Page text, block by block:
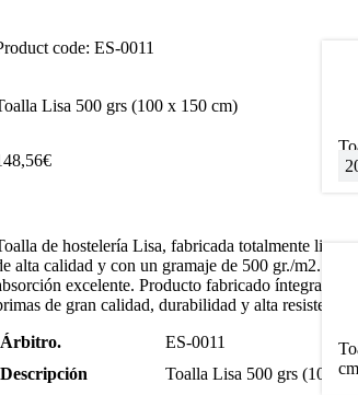
code: ES-0011
Lisa 500 grs (100 x 150 cm)
€
de hostelería Lisa, fabricada totalmente lisa
alta calidad y con un gramaje de 500 gr./m2.
excelente. Producto fabricado
de gran calidad, durabilidad y alta resistencia
Árbitro.
ES-0011
Descripción
Toalla Lisa 500 grs (100 x